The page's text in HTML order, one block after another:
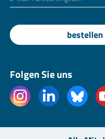
bestellen
Folgen Sie uns